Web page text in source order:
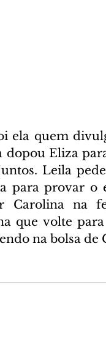
ela quem
dopou Eliza
Leila
para provar o
Carolina na
que volte
na bolsa de